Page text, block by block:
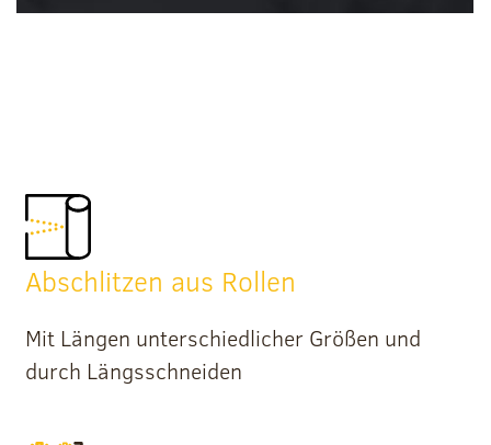
Abschlitzen aus Rollen
Mit Längen unterschiedlicher Größen und
durch Längsschneiden